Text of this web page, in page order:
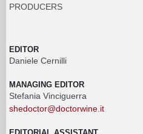
PRODUCERS
EDITOR
Daniele Cernilli
MANAGING EDITOR
Stefania Vinciguerra
shedoctor@doctorwine.it